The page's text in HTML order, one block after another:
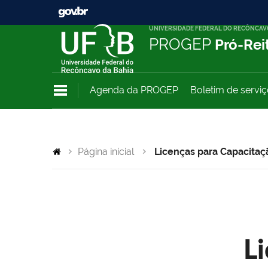
UNIVERSIDADE FEDERAL DO
PROGEP Pró-
Agenda da PROGEP Boletim de
Página inicial Licenças para